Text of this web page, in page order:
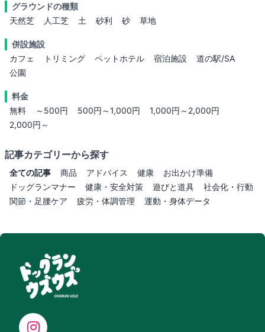
グラウンドの種類
天然芝
人工芝 土 砂利 砂 草地
併設施設
カフェ
トリミング ペットホテル 宿泊施設
道の駅/SA
公園
料金
無料
～500円 500円～1,000円
1,000円～2,000円
2,000円～
記事カテゴリーから探す
全ての記事 商品 アドバイス 健康
お出かけ準備
ドッグランマナー
健康・安全対策 遊びと道具
社会化・行動
関節・足腰ケア
疲労・体調管理 運動・身体データ